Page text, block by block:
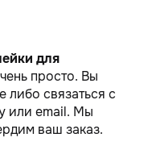
для
просто. Вы
либо связаться с
или email. Мы
ваш заказ.